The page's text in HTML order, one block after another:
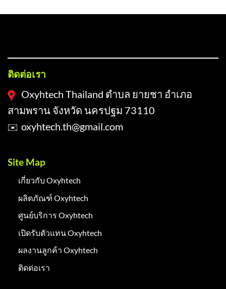
ติดต่อเรา
Oxyhtech Thailand ตำบล ยายชา อำเภอ
สามพราน จังหวัด นครปฐม 73110
✉️ oxyhtech.th@gmail.com
Site Map
เกี่ยวกับ Oxyhtech
ผลิตภัณฑ์ Oxyhtech
ศูนย์บริการ Oxyhtech
เปิดรับตัวแทน Oxyhtech
ผลงานลูกค้า Oxyhtech
ติดต่อเรา